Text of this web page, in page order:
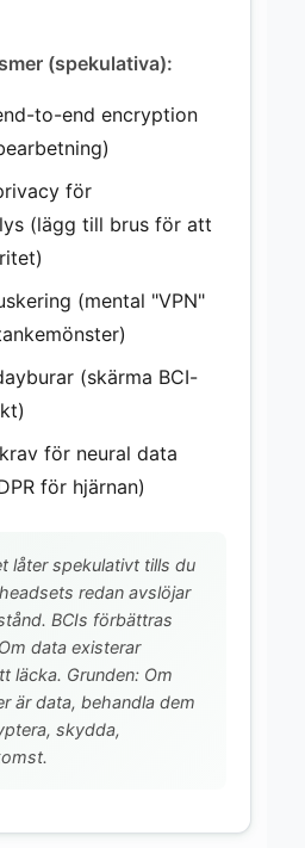
(spekulativa):
to-end encryption
för
(lägg till brus för att
(mental "VPN"
(skärma BCI-
för neural data
för hjärnan)
låter spekulativt tills du
redan avslöjar
BCIs förbättras
data existerar
läcka. Grunden: Om
är data, behandla dem
skydda,